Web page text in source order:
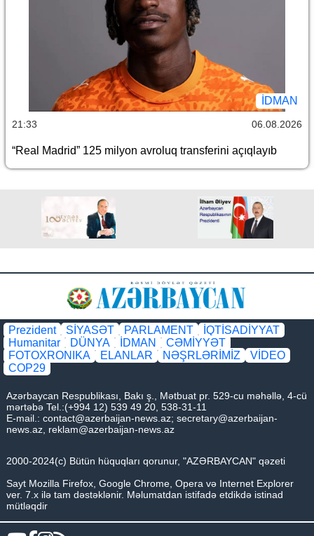
İDMAN
21:33 06.08.2026
“Real Madrid” 125 milyon avroluq transferini açıqlayıb
Prezident SİYASƏT PARLAMENT
İQTİSADİYYAT
Humanitar
DÜNYA İDMAN
CƏMİYYƏT
FOTOXRONIKA
ELANLAR NƏŞRLƏRİMİZ
VİDEO
COP29
Azərbaycan Respublikası, Bakı ş., Mətbuat pr. 529-cu məhəllə, 4-cü
mərtəbə Tel.:(+994 12) 539 49 20, 538-31-11
E-mail.: contact@azerbaijan-news.az; secretary@azerbaijan-
news.az reklam@azerbaijan-news.az
2000-2024(c) Bütün hüquqları qorunur, "AZƏRBAYCAN" qəzeti
Sayt Mozilla Firefox, Google Chrome, Opera və Internet Explorer
ver. 7.x ilə tam dəstəklənir. Məlumatdan istifadə etdikdə istinad
mütləqdir